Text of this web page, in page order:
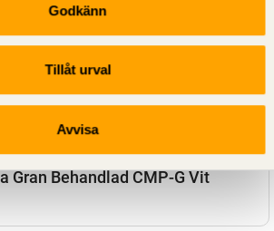
Godkänn
Tillåt urval
Avvisa
Gran Behandlad CMP-G Vit